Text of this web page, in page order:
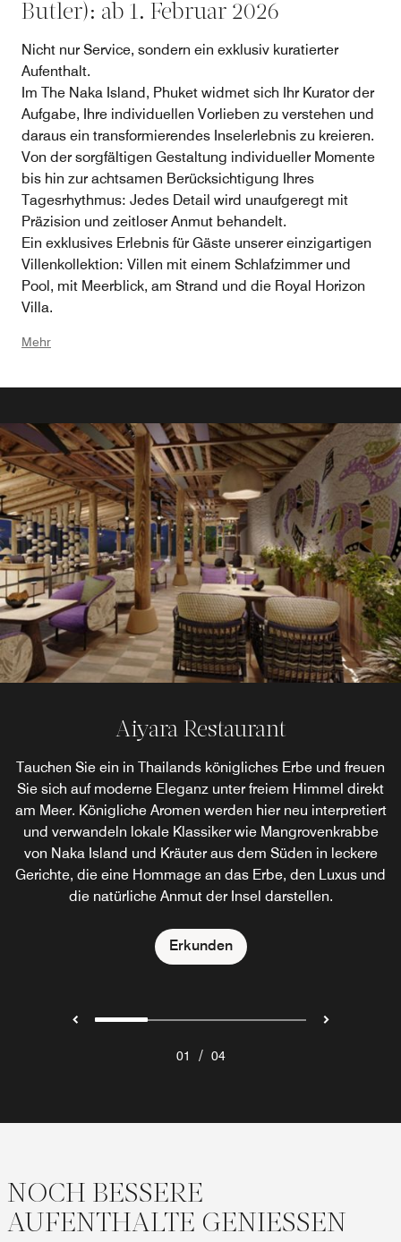
Butler): ab 1. Februar 2026
Nicht nur Service, sondern ein exklusiv kuratierter
Aufenthalt.
Im The Naka Island, Phuket widmet sich Ihr Kurator der
Aufgabe, Ihre individuellen Vorlieben zu verstehen und
daraus ein transformierendes Inselerlebnis zu kreieren.
Von der sorgfältigen Gestaltung individueller Momente
bis hin zur achtsamen Berücksichtigung Ihres
Tagesrhythmus: Jedes Detail wird unaufgeregt mit
Präzision und zeitloser Anmut behandelt.
Ein exklusives Erlebnis für Gäste unserer einzigartigen
Villenkollektion: Villen mit einem Schlafzimmer und
Pool, mit Meerblick, am Strand und die Royal Horizon
Villa.
Mehr
Aiyara Restaurant
Tauchen Sie ein in Thailands königliches Erbe und freuen
Sie sich auf moderne Eleganz unter freiem Himmel direkt
am Meer. Königliche Aromen werden hier neu interpretiert
und verwandeln lokale Klassiker wie Mangrovenkrabbe
von Naka Island und Kräuter aus dem Süden in leckere
Gerichte, die eine Hommage an das Erbe, den Luxus und
die natürliche Anmut der Insel darstellen.
Erkunden
Veranda Restaurant
Dieses luxuriöse Restaurant am Strand von Phuket nutzt
als Inspiration die Harmonie von Land und Meer und
bietet internationale Küche, natürliches Dekor, einen
wunderschönen Blick auf den Sonnenuntergang und eine
gefühlvolle Verbindung zur Natur.
Erkunden
Zbar
Lassen Sie sich in der Zbar vom entspannten Inselleben
verzaubern: Diese Strandbar auf Phuket bietet
Tagesbetten mit Blick auf die spektakuläre
Andamanensee. Bewundern Sie den Sonnenuntergang
bei einem leckeren Cocktail oder einem Saft aus
heimischen Früchten und Kräutern und genießen Sie
dazu exklusive asiatische Tapas.
Erkunden
Rum Chapel Restaurant
Unser mediterranes Strandrestaurant in Phuket verfügt
über eine schicke Poolbar, in der die lebendigen Aromen
der mediterranen Küchen aufeinandertreffen.
Erkunden
01 / 04
NOCH BESSERE
AUFENTHALTE GENIESSEN